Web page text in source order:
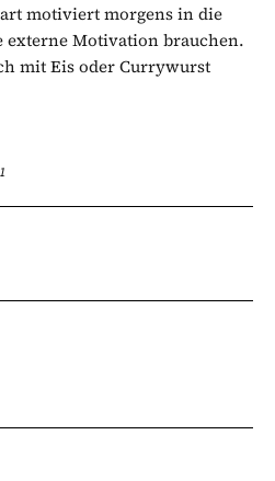
motiviert morgens in die
externe Motivation brauchen.
mit Eis oder Currywurst